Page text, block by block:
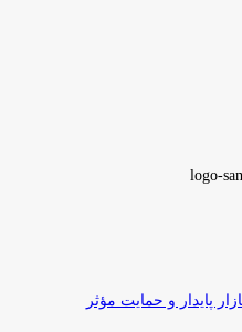
پایدار و حمایت مؤثر